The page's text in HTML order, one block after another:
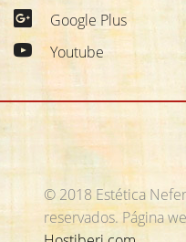
Google Plus
Youtube
© 2018 Estética
reservados. Página